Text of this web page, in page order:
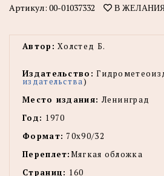
Артикул: 00-01037332 В
Автор: Холстед Б.
Издательство:
издательства)
Место издания: Ленинград
Год: 1970
Формат: 70х90/32
Переплет:Мягкая обложка
Страниц: 160